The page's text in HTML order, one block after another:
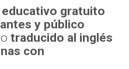
gratuito
y público
traducido al inglés
con